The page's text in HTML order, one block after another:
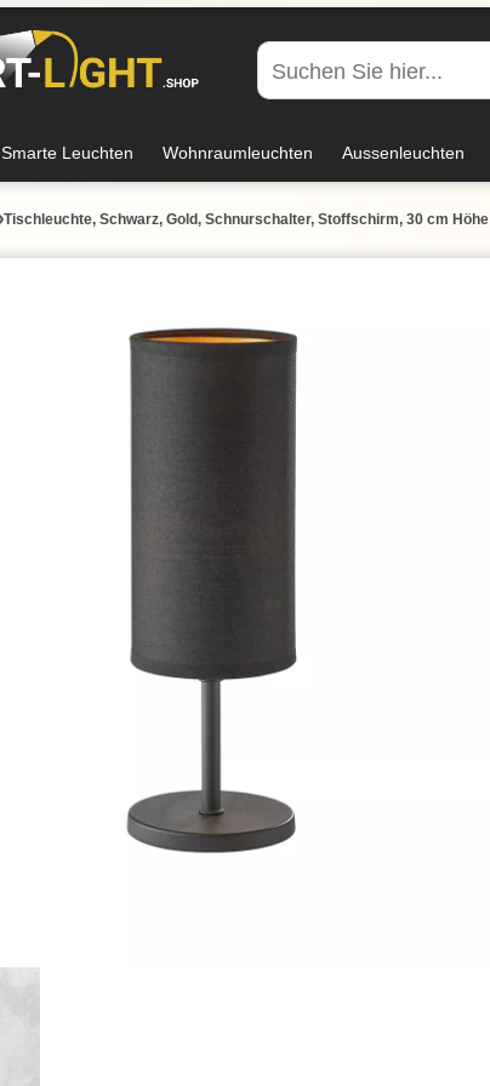
Smarte Leuchten Wohnraumleuchten Aussenleuchten
Tischleuchte, Schwarz, Gold, Schnurschalter, Stoffschirm, 30 cm Höhe